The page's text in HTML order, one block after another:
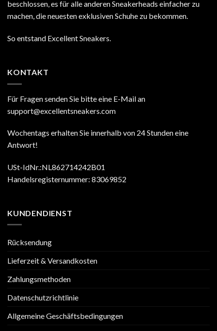
beschlossen, es für alle anderen Sneakerheads einfacher zu
machen, die neuesten exklusiven Schuhe zu bekommen.
So entstand Excellent Sneakers.
KONTAKT
Für Fragen senden Sie bitte eine E-Mail an
support@excellentsneakers.com
Wochentags erhalten Sie innerhalb von 24 Stunden eine
Antwort!
USt-IdNr.:NL862714242B01
Handelsregisternummer: 83069852
KUNDENDIENST
Rücksendung
Lieferzeit & Versandkosten
Zahlungsmethoden
Datenschutzrichtlinie
Allgemeine Geschäftsbedingungen